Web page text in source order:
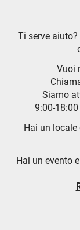
Ti serve aiuto?
Vuoi
Siamo
9:00-
Hai un locale
Hai un evento